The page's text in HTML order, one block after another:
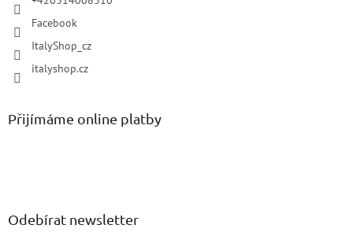
Facebook
ItalyShop_cz
italyshop.cz
Přijímáme online platby
Odebírat newsletter